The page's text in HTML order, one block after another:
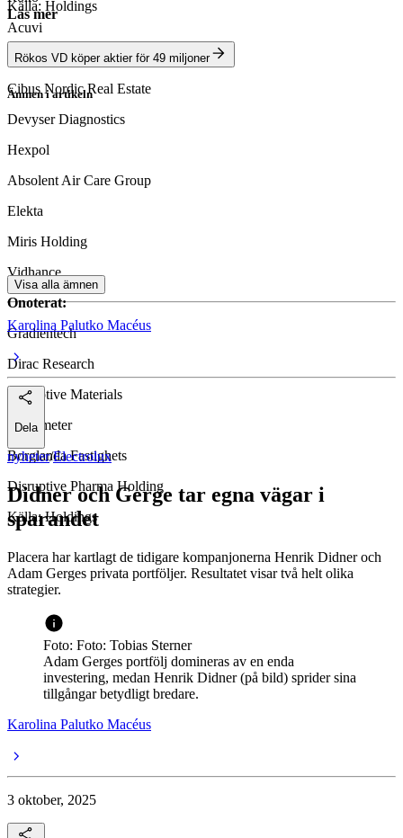
Källa: Holdings
Acuvi
Spiltan Invest
Cibus Nordic Real Estate
Devyser Diagnostics
Hexpol
Absolent Air Care Group
Elekta
Miris Holding
Vidhance
Onoterat:
Gradientech
Dirac Research
Disruptive Materials
Mentimeter
Borglanda Fastighets
Disruptive Pharma Holding
Källa: Holdings
Läs mer
Rökos VD köper aktier för 49 miljoner
Ämnen i artikeln
Electrolux
Elekta
Röko
Hexpol
Lagercrantz
Visa alla ämnen
Karolina Palutko Macéus
Dela
nyheter/Electrolux
Didner och Gerge tar egna vägar i
sparandet
Placera har kartlagt de tidigare kompanjonerna Henrik Didner och
Adam Gerges privata portföljer. Resultatet visar två helt olika
strategier.
Foto: Foto: Tobias Sterner
Adam Gerges portfölj domineras av en enda
investering, medan Henrik Didner (på bild) sprider sina
tillgångar betydligt bredare.
Karolina Palutko Macéus
3 oktober, 2025